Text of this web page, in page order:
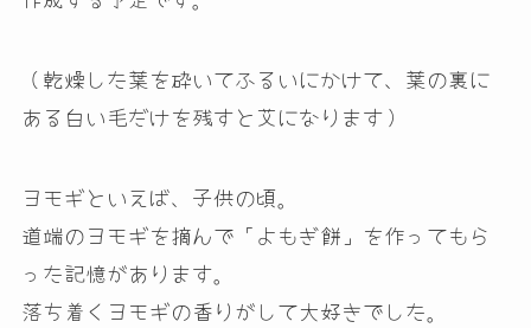
（乾燥した葉を砕いてふるいにかけて、葉の裏に
ある白い毛だけを残すと艾になります）
ヨモギといえば、子供の頃。
道端のヨモギを摘んで「よもぎ餅」を作ってもら
った記憶があります。
落ち着くヨモギの香りがして大好きでした。